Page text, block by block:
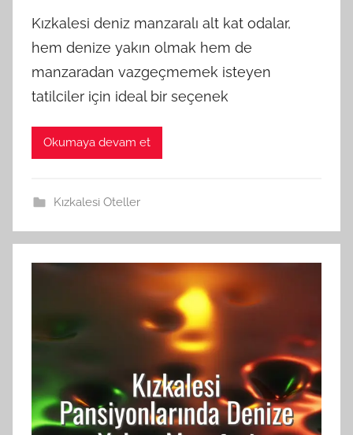
Kızkalesi deniz manzaralı alt kat odalar,
hem denize yakın olmak hem de
manzaradan vazgeçmemek isteyen
tatilciler için ideal bir seçenek
Okumaya devam et
Kızkalesi Oteller